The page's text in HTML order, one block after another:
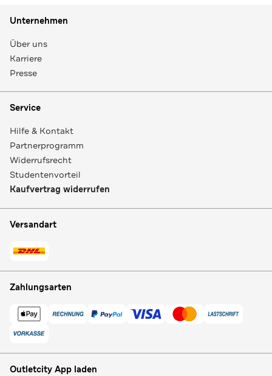
Unternehmen
Über uns
Karriere
Presse
Service
Hilfe & Kontakt
Partnerprogramm
Widerrufsrecht
Studentenvorteil
Kaufvertrag widerrufen
Versandart
Zahlungsarten
Outletcity App laden